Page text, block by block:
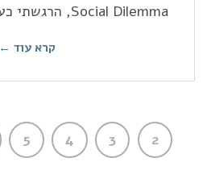
Social Dilemma, הרגשתי כעס עולה וגובר על כל
קרא עוד ←
2
3
4
5